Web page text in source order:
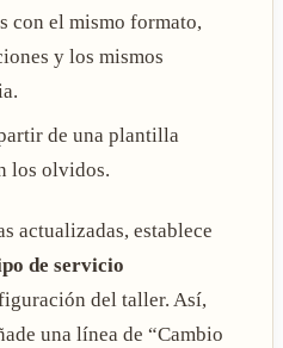
con el mismo formato,
y los mismos
de una plantilla
los olvidos.
actualizadas, establece
de servicio
del taller. Así,
una línea de “Cambio